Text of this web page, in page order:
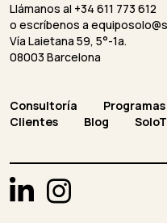
Llámanos al +34 611 773 612
o escríbenos a
Vía Laietana 59, 5°-1a.
08003 Barcelona
Consultoría Programas
Clientes
Blog